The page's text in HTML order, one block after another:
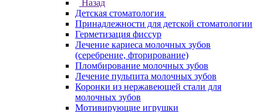
Назад
Детская стоматология
Принадлежности для детской стоматологии
Герметизация фиссур
Лечение кариеса молочных зубов
(серебрение, фторирование)
Пломбирование молочных зубов
Лечение пульпита молочных зубов
Коронки из нержавеющей стали для
молочных зубов
Мотивирующие игрушки